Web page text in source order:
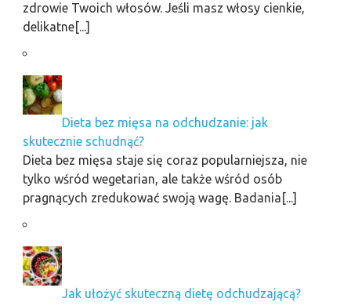
zdrowie Twoich włosów. Jeśli masz włosy cienkie,
delikatne[...]
Dieta bez mięsa na odchudzanie: jak
skutecznie schudnąć?
Dieta bez mięsa staje się coraz popularniejsza, nie
tylko wśród wegetarian, ale także wśród osób
pragnących zredukować swoją wagę. Badania[...]
Jak ułożyć skuteczną dietę odchudzającą?